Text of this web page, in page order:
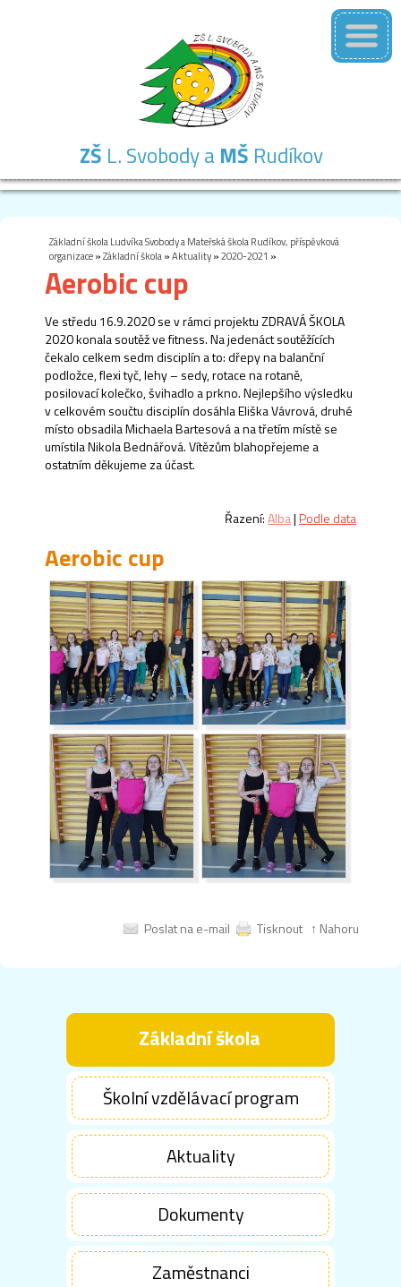
ZŠ L. Svobody a MŠ Rudíkov
Základní škola Ludvíka Svobody a Mateřská škola Rudíkov, příspěvková
organizace»Základní škola»Aktuality»2020-2021 »
Aerobic cup
Ve středu 16.9.2020 se v rámci projektu ZDRAVÁ ŠKOLA
2020 konala soutěž ve fitness. Na jedenáct soutěžících
čekalo celkem sedm disciplín a to: dřepy na balanční
podložce, flexi tyč, lehy – sedy, rotace na rotaně,
posilovací kolečko, švihadlo a prkno. Nejlepšího výsledku
v celkovém součtu disciplín dosáhla Eliška Vávrová, druhé
místo obsadila Michaela Bartesová a na třetím místě se
umístila Nikola Bednářová. Vítězům blahopřejeme a
ostatním děkujeme za účast.
Řazení:Alba|Podle data
Aerobic cup
Poslat na e-mail Tisknout ↑ Nahoru
Základní škola
Školní vzdělávací program
Aktuality
Dokumenty
Zaměstnanci